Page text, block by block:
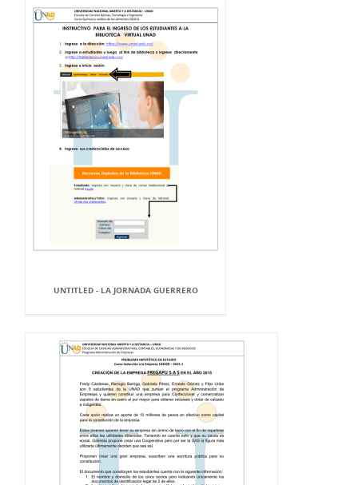
UNTITLED - LA JORNADA GUERRERO